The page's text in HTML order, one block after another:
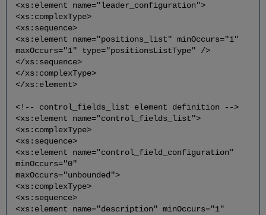
<xs:element name="leader_configuration">
<xs:complexType>
<xs:sequence>
<xs:element name="positions_list" minOccurs="1"
maxOccurs="1" type="positionsListType" />
</xs:sequence>
</xs:complexType>
</xs:element>
<!-- control_fields_list element definition -->
<xs:element name="control_fields_list">
<xs:complexType>
<xs:sequence>
<xs:element name="control_field_configuration"
minOccurs="0"
maxOccurs="unbounded">
<xs:complexType>
<xs:sequence>
<xs:element name="description" minOccurs="1"